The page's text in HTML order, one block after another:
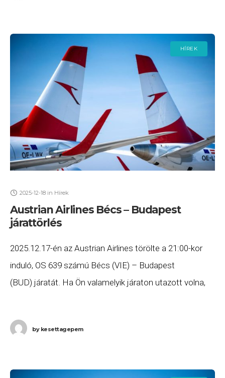
HÍREK
2025-12-18 in Hírek
Austrian Airlines Bécs – Budapest
járattörlés
2025.12.17-én az Austrian Airlines törölte a 21:00-kor
induló, OS 639 számú Bécs (VIE) – Budapest
(BUD) járatát. Ha Ön valamelyik járaton utazott volna,
bykesettagepem